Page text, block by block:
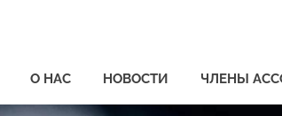
О НАС НОВОСТИ ЧЛЕНЫ